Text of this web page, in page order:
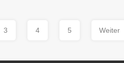
3 4 5 Weiter